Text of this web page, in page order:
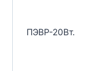
ПЭВР-20Вт.